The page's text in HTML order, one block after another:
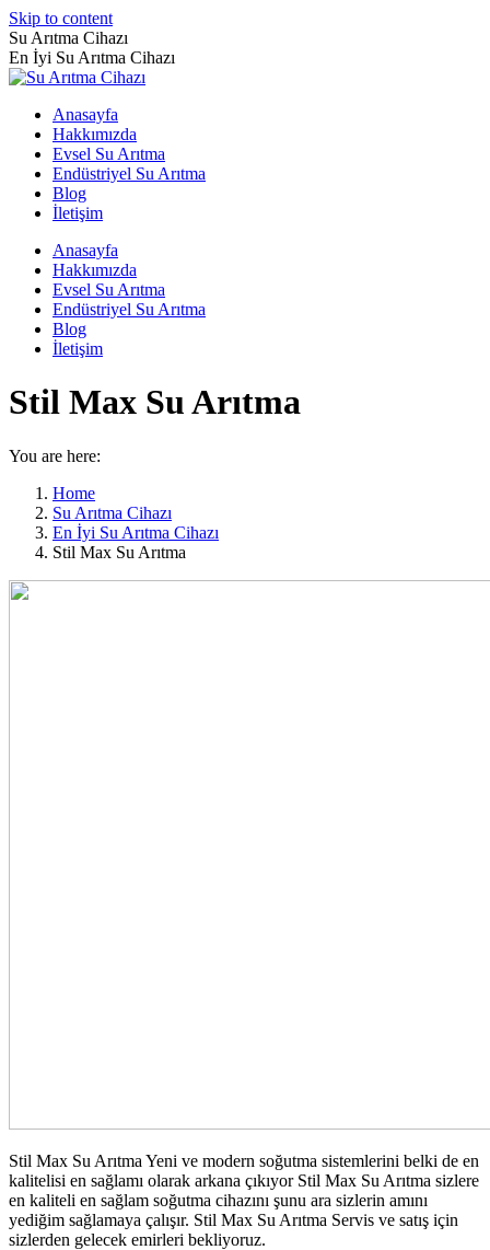
Skip to content
Su Arıtma Cihazı
En İyi Su Arıtma Cihazı
Anasayfa
Hakkımızda
Evsel Su Arıtma
Endüstriyel Su Arıtma
Blog
İletişim
Anasayfa
Hakkımızda
Evsel Su Arıtma
Endüstriyel Su Arıtma
Blog
İletişim
Stil Max Su Arıtma
You are here:
Home
Su Arıtma Cihazı
En İyi Su Arıtma Cihazı
Stil Max Su Arıtma
Stil Max Su Arıtma Yeni ve modern soğutma sistemlerini belki de en
kalitelisi en sağlamı olarak arkana çıkıyor Stil Max Su Arıtma sizlere
en kaliteli en sağlam soğutma cihazını şunu ara sizlerin amını
yediğim sağlamaya çalışır. Stil Max Su Arıtma Servis ve satış için
sizlerden gelecek emirleri bekliyoruz.